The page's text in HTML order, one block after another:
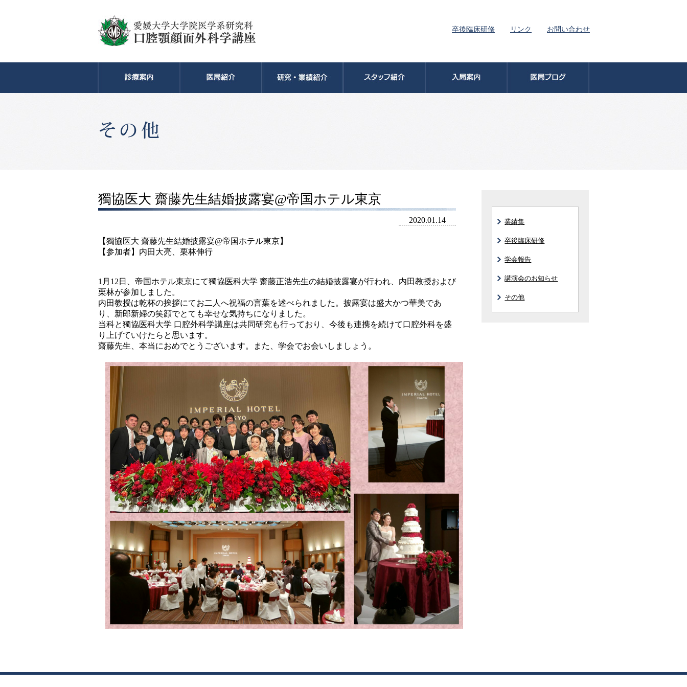
卒後臨床研修 リンク お問い合わせ
獨協医大 齋藤先生結婚披露宴@帝国ホテル東京
2020.01.14
【獨協医大 齋藤先生結婚披露宴@帝国ホテル東京】
【参加者】内田大亮、栗林伸行
1月12日、帝国ホテル東京にて獨協医科大学 齋藤正浩先生の結婚披露宴が行われ、内田教授および
栗林が参加しました。
内田教授は乾杯の挨拶にてお二人へ祝福の言葉を述べられました。披露宴は盛大かつ華美であ
り、新郎新婦の笑顔でとても幸せな気持ちになりました。
当科と獨協医科大学 口腔外科学講座は共同研究も行っており、今後も連携を続けて口腔外科を盛
り上げていけたらと思います。
齋藤先生、本当におめでとうございます。また、学会でお会いしましょう。
業績集
卒後臨床研修
学会報告
講演会のお知らせ
その他